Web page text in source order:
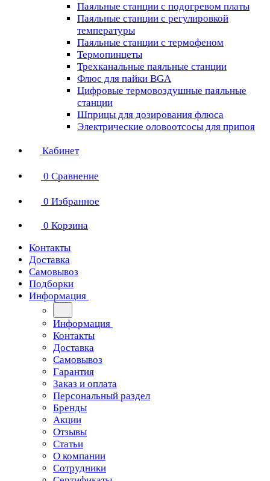
Паяльные станции с подогревом платы
Паяльные станции с регулировкой
температуры
Паяльные станции с термофеном
Термопинцеты
Трехканальные паяльные станции
Флюс для пайки BGA
Цифровые термовоздушные паяльные
станции
Шприцы для дозирования флюса
Электрические оловоотсосы для припоя
Кабинет
0 Сравнение
0 Избранное
0 Корзина
Контакты
Доставка
Самовывоз
Подборки
Информация
Информация
Контакты
Доставка
Самовывоз
Гарантия
Заказ и оплата
Персональный раздел
Бренды
Акции
Отзывы
Статьи
О компании
Сотрудники